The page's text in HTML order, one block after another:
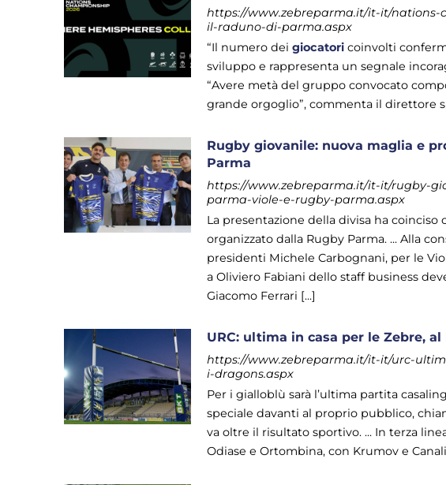
https://www.zebreparma.it/it-it/nations-
il-raduno-di-parma.aspx
“Il numero deigiocatori coinvolti
sviluppo e rappresenta un segnale
“Avere metà del gruppo convocato
grande orgoglio”, commenta il direttore
Rugby giovanile: nuova maglia e
Parma
https://www.zebreparma.it/it-it/rugby-
parma-viole-e-rugby-parma.aspx
La presentazione della divisa ha coinciso
organizzato dalla Rugby Parma. ... Alla
presidenti Michele Carbognani, per le
a Oliviero Fabiani dello staff business
Giacomo Ferrari [...]
URC: ultima in casa per le Zebre,
https://www.zebreparma.it/it-it/urc-
i-dragons.aspx
Per i gialloblù sarà l’ultima partita
speciale davanti al proprio pubblico,
va oltre il risultato sportivo. ... In terza
Odiase e Ortombina, con Krumov e